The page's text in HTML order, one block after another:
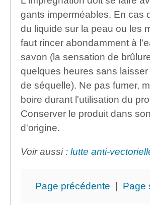
gants imperméables. En cas
du liquide sur la peau ou les
faut rincer abondamment à
savon (la sensation de
quelques heures sans laisser
de séquelle). Ne pas fumer,
boire durant l'utilisation du
Conserver le produit dans
d'origine.
Voir aussi : lutte anti-
Page précédente | Page